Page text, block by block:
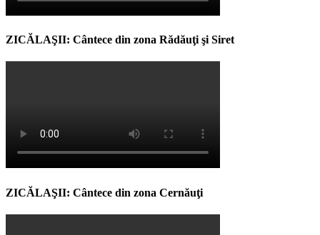
ZICĂLAŞII: Cântece din zona Rădăuţi şi Siret
ZICĂLAŞII: Cântece din zona Cernăuţi